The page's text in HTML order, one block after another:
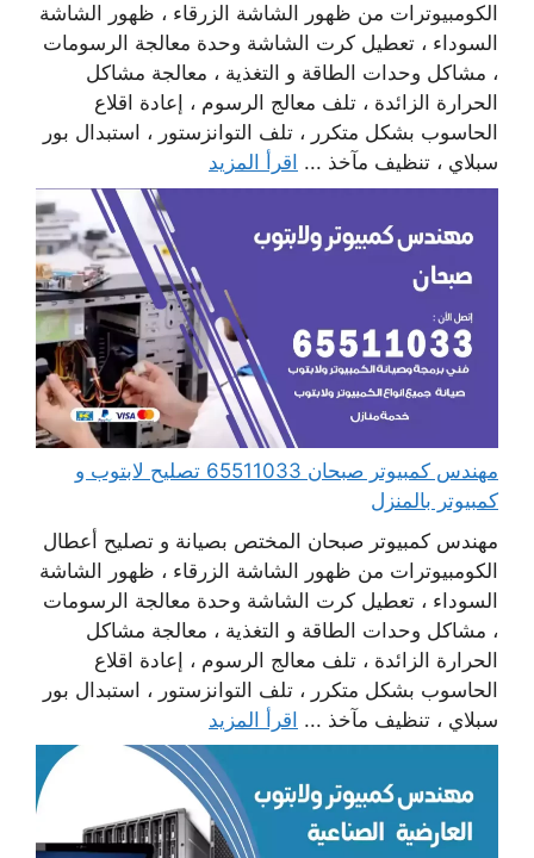
الكومبيوترات من ظهور الشاشة الزرقاء ، ظهور الشاشة
السوداء ، تعطيل كرت الشاشة وحدة معالجة الرسومات
، مشاكل وحدات الطاقة و التغذية ، معالجة مشاكل
الحرارة الزائدة ، تلف معالج الرسوم ، إعادة اقلاع
الحاسوب بشكل متكرر ، تلف التوانزستور ، استبدال بور
سبلاي ، تنظيف مآخذ ... اقرأ المزيد
مهندس كمبيوتر صبحان 65511033 تصليح لابتوب و
كمبيوتر بالمنزل
مهندس كمبيوتر صبحان المختص بصيانة و تصليح أعطال
الكومبيوترات من ظهور الشاشة الزرقاء ، ظهور الشاشة
السوداء ، تعطيل كرت الشاشة وحدة معالجة الرسومات
، مشاكل وحدات الطاقة و التغذية ، معالجة مشاكل
الحرارة الزائدة ، تلف معالج الرسوم ، إعادة اقلاع
الحاسوب بشكل متكرر ، تلف التوانزستور ، استبدال بور
سبلاي ، تنظيف مآخذ ... اقرأ المزيد